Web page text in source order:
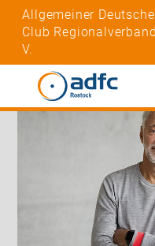
Allgemeiner
Club
V.